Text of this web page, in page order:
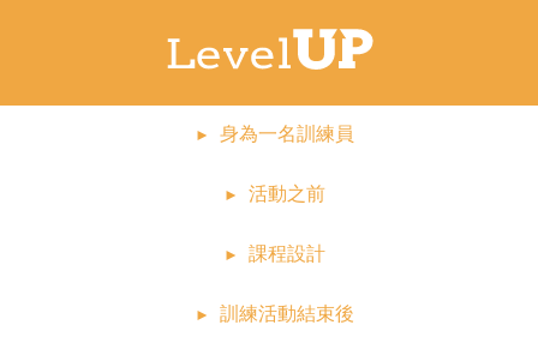
身為一名訓練員
活動之前
課程設計
訓練活動結束後